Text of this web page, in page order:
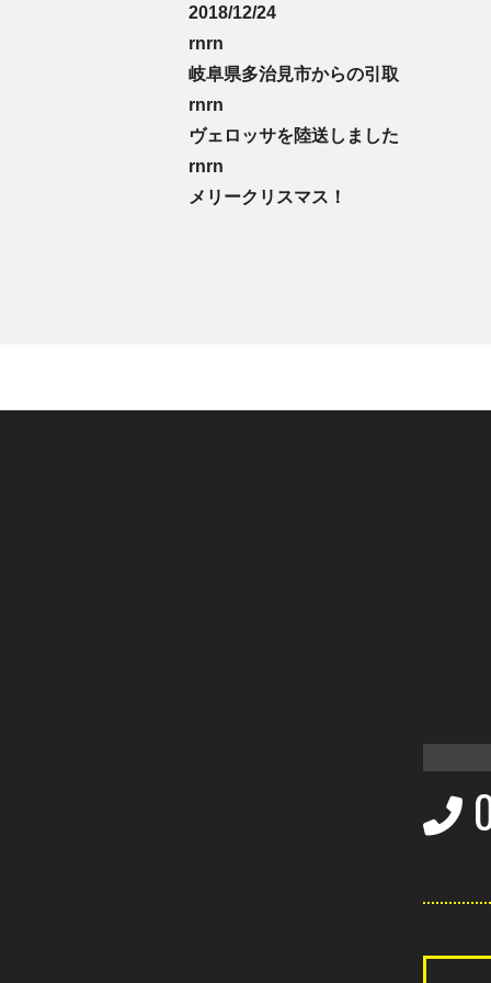
2018/12/24
rnrn
岐阜県多治見市からの引取
rnrn
ヴェロッサを陸送しました
rnrn
メリークリスマス！